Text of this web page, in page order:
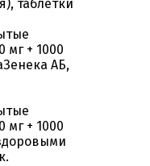
таблетки
мг + 1000
АБ,
мг + 1000